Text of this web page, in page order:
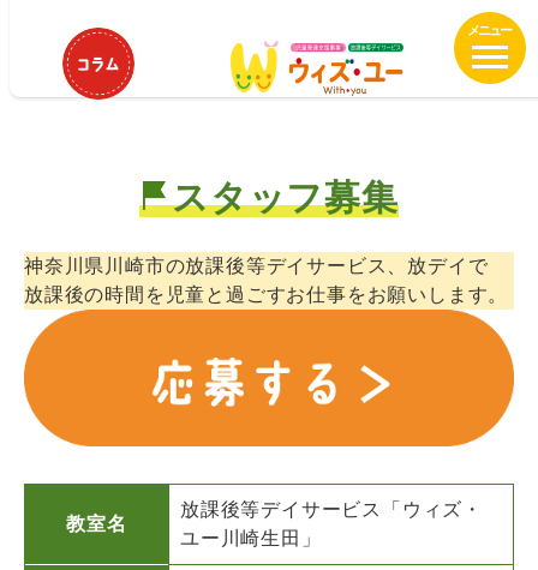
へ
移
動
ウィズ・ユー川崎生田 児童指導員
正社員募集中！
スタッフ募集
神奈川県川崎市の放課後等デイサービス、放デイで
放課後の時間を児童と過ごすお仕事をお願いします。
教室名
放課後等デイサービス「ウィズ・
ユー川崎生田」